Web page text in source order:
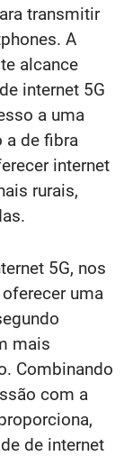
transmitir
A
alcance
internet 5G
a uma
a de fibra
internet
rurais,
5G, nos
uma
mais
Combinando
com a
de internet